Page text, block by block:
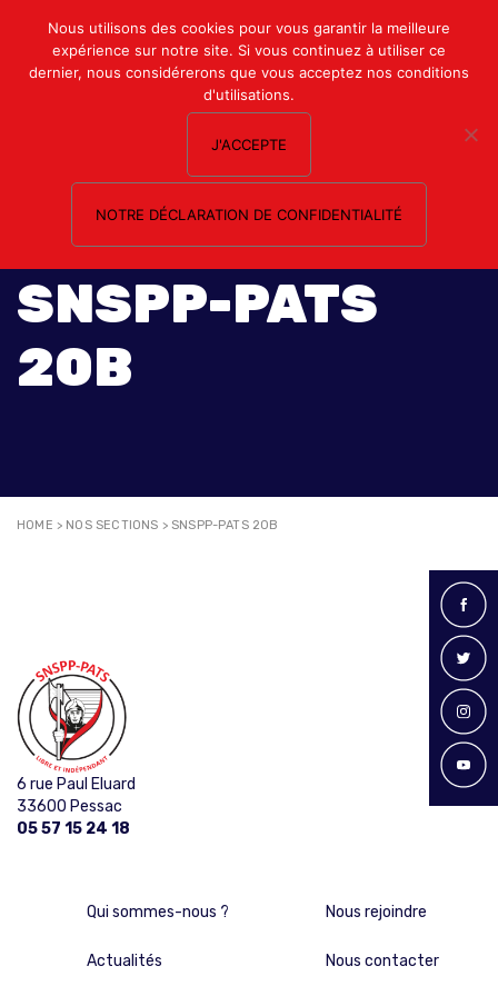
Mon compte
Nous contacter
SNSPP-PATS
20B
HOME > NOS SECTIONS > SNSPP-PATS 20B
Nous utilisons des cookies pour vous garantir la meilleure
expérience sur notre site. Si vous continuez à utiliser ce
dernier, nous considérerons que vous acceptez nos conditions
d'utilisations.
J'ACCEPTE
NOTRE DÉCLARATION DE CONFIDENTIALITÉ
6 rue Paul Eluard
33600 Pessac
05 57 15 24 18
Qui sommes-nous ?
Actualités
Nous rejoindre
Nous contacter